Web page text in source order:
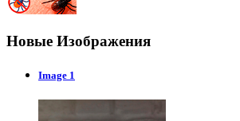
Новые Изображения
Image 1